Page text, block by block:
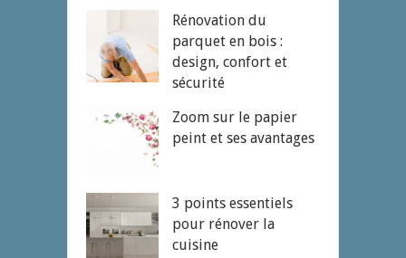
Rénovation du
parquet en bois :
design, confort et
sécurité
Zoom sur le papier
peint et ses avantages
3 points essentiels
pour rénover la
cuisine